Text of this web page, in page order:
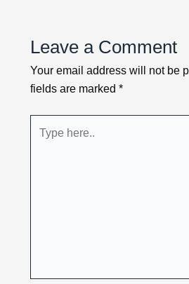
Leave a Comment
Your email address will not be
fields are marked *
here..